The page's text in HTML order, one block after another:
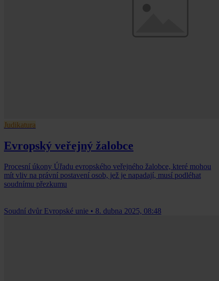
Judikatura
Evropský veřejný žalobce
Procesní úkony Úřadu evropského veřejného žalobce, které mohou
mít vliv na právní postavení osob, jež je napadají, musí podléhat
soudnímu přezkumu
Soudní dvůr Evropské unie • 8. dubna 2025, 08:48